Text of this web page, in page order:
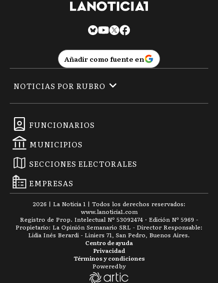
Añadir como fuente en
FUNCIONARIOS
MUNICIPIOS
SECCIONES ELECTORALES
EMPRESAS
NOTICIAS POR RUBRO
2026 | La Noticia 1 | Todos los derechos reservados:
www.lanoticia1.com
Registro de Prop. Intelectual Nº 53092474 · Edición Nº 5969 -
Propietario: La Opinión Semanario SRL - Director Responsable:
Lidia Inés Berardi - Liniers 71, San Pedro, Buenos Aires.
Términos y condiciones
Privacidad
Centro de ayuda
Powered by